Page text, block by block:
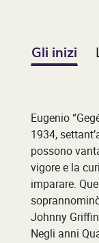
Gli inizi
Eugenio
1934,
possono
vigore e la
imparare.
Johnny
Negli anni